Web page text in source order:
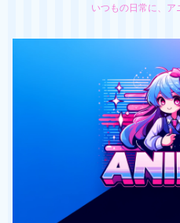
いつもの日常に、ア